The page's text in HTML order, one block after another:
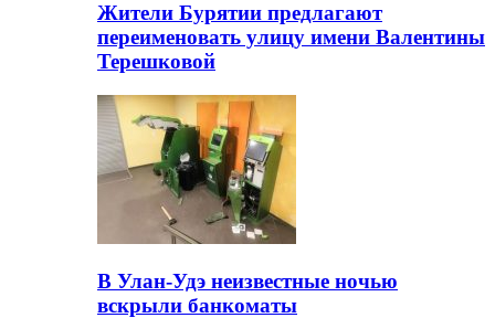
Жители Бурятии предлагают
переименовать улицу имени Валентины
Терешковой
В Улан-Удэ неизвестные ночью
вскрыли банкоматы